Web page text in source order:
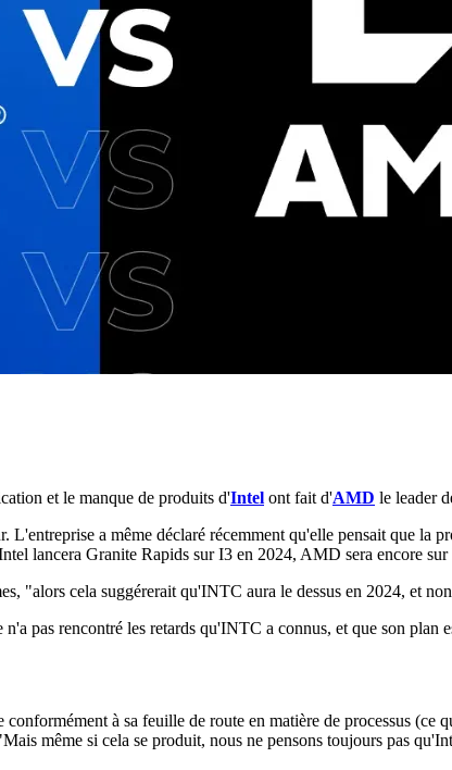
et le manque de produits d'Intel ont fait d'AMD le leader
L'entreprise a même déclaré récemment qu'elle pensait que
lancera Granite Rapids sur I3 en 2024, AMD sera encore
"alors cela suggérerait qu'INTC aura le dessus en 2024, et
pas rencontré les retards qu'INTC a connus, et que son
à sa feuille de route en matière de processus
même si cela se produit, nous ne pensons toujours pas